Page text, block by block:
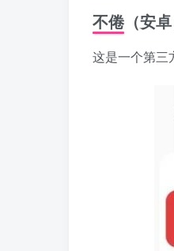
不倦 （安卓
这是一个第三